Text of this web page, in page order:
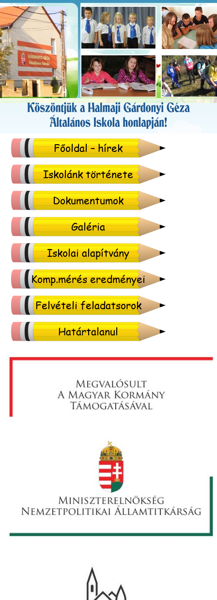
Főoldal – hírek
Iskolánk története
Dokumentumok
Galéria
Iskolai alapítvány
Komp.mérés eredményei
Felvételi feladatsorok
Határtalanul